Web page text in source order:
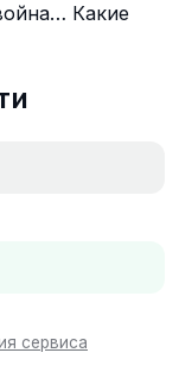
Какие
сервиса